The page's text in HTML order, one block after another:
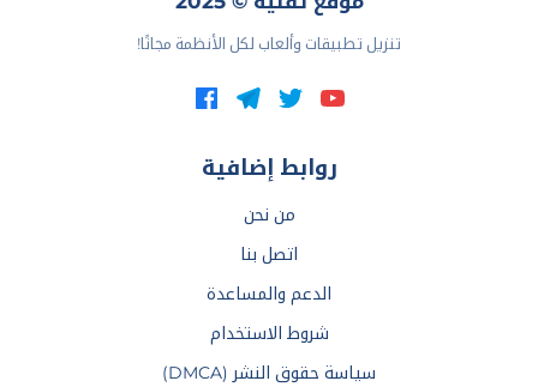
تنزيل تطبيقات وألعاب لكل الأنظمة مجانًا!
روابط إضافية
من نحن
اتصل بنا
الدعم والمساعدة
شروط الاستخدام
سياسة حقوق النشر (DMCA)